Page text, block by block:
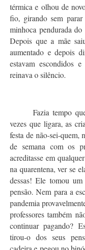
térmica e olhou de
fio, girando sem
minhoca pendurada
Depois que a mãe
aumentado e depois
estavam escondidos
reinava o silêncio.
Fazia tempo
vezes que ligara, as
festa de não-sei-quem,
de semana com os
acreditasse em
na quarentena, ver se
dessas! Ele tomou
pensão. Nem para a
pandemia
professores também
continuar pagando?
tirou-o dos seus